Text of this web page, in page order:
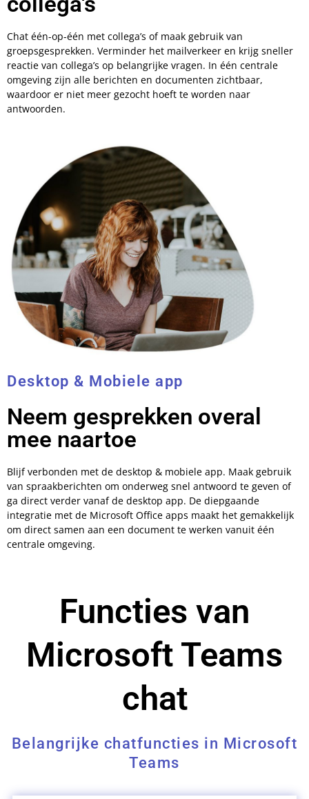
Chat één-op-één met collega’s of maak gebruik van
groepsgesprekken. Verminder het mailverkeer en krijg sneller
reactie van collega’s op belangrijke vragen. In één centrale
omgeving zijn alle berichten en documenten zichtbaar,
waardoor er niet meer gezocht hoeft te worden naar
antwoorden.
Desktop & Mobiele app
Neem gesprekken overal
mee naartoe
Blijf verbonden met de desktop & mobiele app. Maak gebruik
van spraakberichten om onderweg snel antwoord te geven of
ga direct verder vanaf de desktop app. De diepgaande
integratie met de Microsoft Office apps maakt het gemakkelijk
om direct samen aan een document te werken vanuit één
centrale omgeving.
Functies van
Microsoft Teams
chat
Belangrijke chatfuncties in Microsoft
Teams